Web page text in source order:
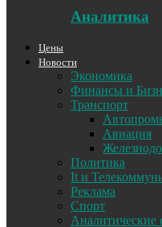
Аналитика
Цены
Новости
Экономика
Финансы и
Транспорт
Авиация
Политика
It и
Реклама
Спорт
Аналитические